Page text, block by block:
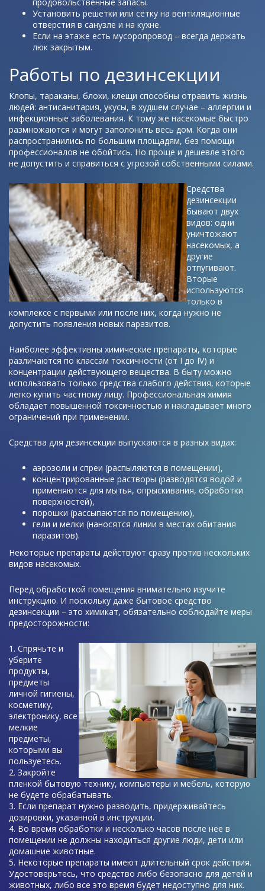
Установить решетки или сетку на вентиляционные
отверстия в санузле и на кухне.
Если на этаже есть мусоропровод – всегда держать
люк закрытым.
Работы по дезинсекции
Клопы, тараканы, блохи, клещи способны отравить жизнь
людей: антисанитария, укусы, в худшем случае – аллергии и
инфекционные заболевания. К тому же насекомые быстро
размножаются и могут заполонить весь дом. Когда они
распространились по большим площадям, без помощи
профессионалов не обойтись. Но проще и дешевле этого
не допустить и справиться с угрозой собственными силами.
Средства
дезинсекции
бывают двух
видов: одни
уничтожают
насекомых, а
другие
отпугивают.
Вторые
используются
только в
комплексе с первыми или после них, когда нужно не
допустить появления новых паразитов.
Наиболее эффективны химические препараты, которые
различаются по классам токсичности (от I до IV) и
концентрации действующего вещества. В быту можно
использовать только средства слабого действия, которые
легко купить частному лицу. Профессиональная химия
обладает повышенной токсичностью и накладывает много
ограничений при применении.
Средства для дезинсекции выпускаются в разных видах:
аэрозоли и спреи (распыляются в помещении),
концентрированные растворы (разводятся водой и
применяются для мытья, опрыскивания, обработки
поверхностей),
порошки (рассыпаются по помещению),
гели и мелки (наносятся линии в местах обитания
паразитов).
Некоторые препараты действуют сразу против нескольких
видов насекомых.
Перед обработкой помещения внимательно изучите
инструкцию. И поскольку даже бытовое средство
дезинсекции – это химикат, обязательно соблюдайте меры
предосторожности:
Спрячьте и
уберите
продукты,
предметы
личной гигиены,
косметику,
электронику, все
мелкие
предметы,
которыми вы
пользуетесь.
Закройте
пленкой бытовую технику, компьютеры и мебель, которую
не будете обрабатывать.
Если препарат нужно разводить, придерживайтесь
дозировки, указанной в инструкции.
Во время обработки и несколько часов после нее в
помещении не должны находиться другие люди, дети или
домашние животные.
Некоторые препараты имеют длительный срок действия.
Удостоверьтесь, что средство либо безопасно для детей и
животных, либо все это время будет недоступно для них.